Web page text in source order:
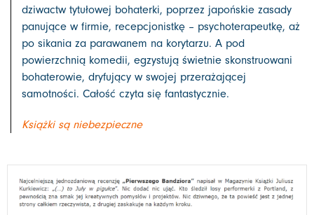
dziwactw tytułowej bohaterki, poprzez japońskie zasady
panujące w firmie, recepcjonistkę – psychoterapeutkę, aż
po sikania za parawanem na korytarzu. A pod
powierzchnią komedii, egzystują świetnie skonstruowani
bohaterowie, dryfujący w swojej przerażającej
samotności. Całość czyta się fantastycznie.
Książki są niebezpieczne